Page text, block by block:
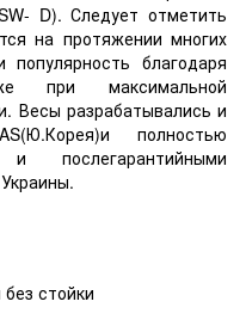
D). Следует отметить
на протяжении многих
благодаря
при максимальной
Весы разрабатывались и
полностью
послегарантийными
стойки